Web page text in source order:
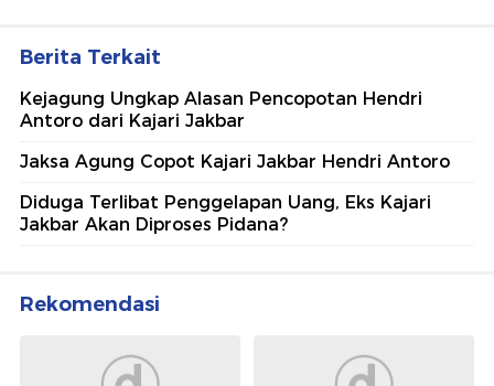
Berita Terkait
Kejagung Ungkap Alasan Pencopotan Hendri
Antoro dari Kajari Jakbar
Jaksa Agung Copot Kajari Jakbar Hendri Antoro
Diduga Terlibat Penggelapan Uang, Eks Kajari
Jakbar Akan Diproses Pidana?
Rekomendasi